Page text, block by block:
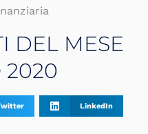
DEL MESE
2020
LinkedIn